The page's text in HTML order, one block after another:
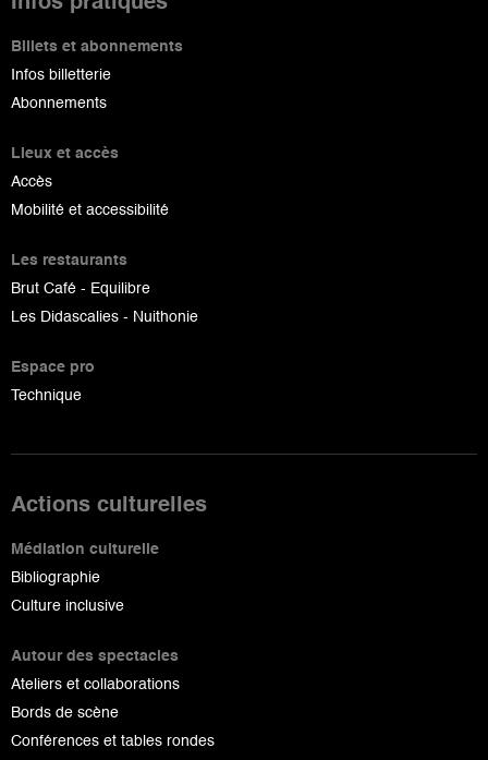
Billets et abonnements
Infos billetterie
Abonnements
Lieux et accès
Accès
Mobilité et accessibilité
Les restaurants
Brut Café - Equilibre
Les Didascalies - Nuithonie
Espace pro
Technique
Actions culturelles
Médiation culturelle
Bibliographie
Culture inclusive
Autour des spectacles
Ateliers et collaborations
Bords de scène
Conférences et tables rondes